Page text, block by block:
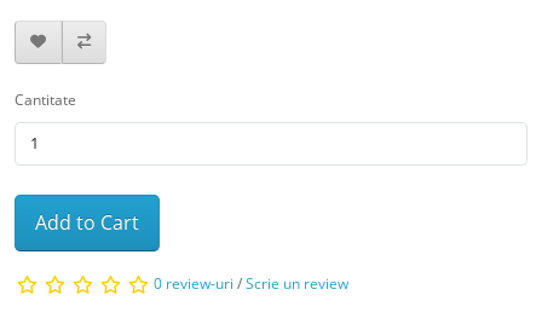
Cantitate
Add to Cart
0 review-uri /Scrie un review